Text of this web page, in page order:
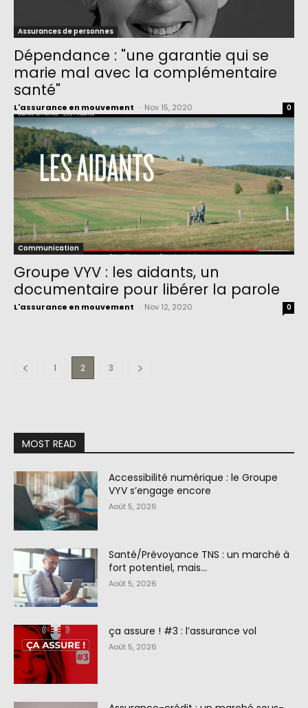
Assurances de personnes
Dépendance : "une garantie qui se
marie mal avec la complémentaire
santé"
L'assurance en mouvement Nov 15, 2020 0
Communication
Groupe VYV : les aidants, un
documentaire pour libérer la parole
L'assurance en mouvement Nov 12, 2020 0
1 2 3
MOST READ
Accessibilité numérique : le Groupe
VYV s’engage encore
Août 5, 2026
Santé/Prévoyance TNS : un marché à
fort potentiel, mais…
Août 5, 2026
ça assure ! #3 : l’assurance vol
Août 5, 2026